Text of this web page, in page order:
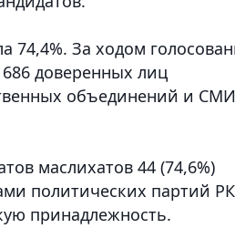
74,4%. За ходом
доверенных лиц
объединений и
маслихатов 44 (74,6%)
политических партий
принадлежность.